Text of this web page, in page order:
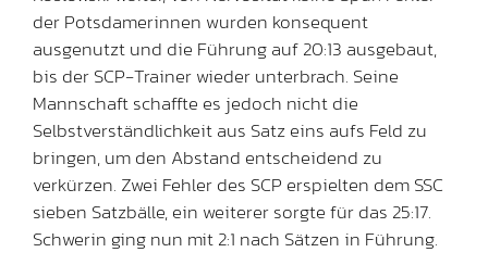
der Potsdamerinnen wurden konsequent
ausgenutzt und die Führung auf 20:13 ausgebaut,
bis der SCP-Trainer wieder unterbrach. Seine
Mannschaft schaffte es jedoch nicht die
Selbstverständlichkeit aus Satz eins aufs Feld zu
bringen, um den Abstand entscheidend zu
verkürzen. Zwei Fehler des SCP erspielten dem SSC
sieben Satzbälle, ein weiterer sorgte für das 25:17.
Schwerin ging nun mit 2:1 nach Sätzen in Führung.